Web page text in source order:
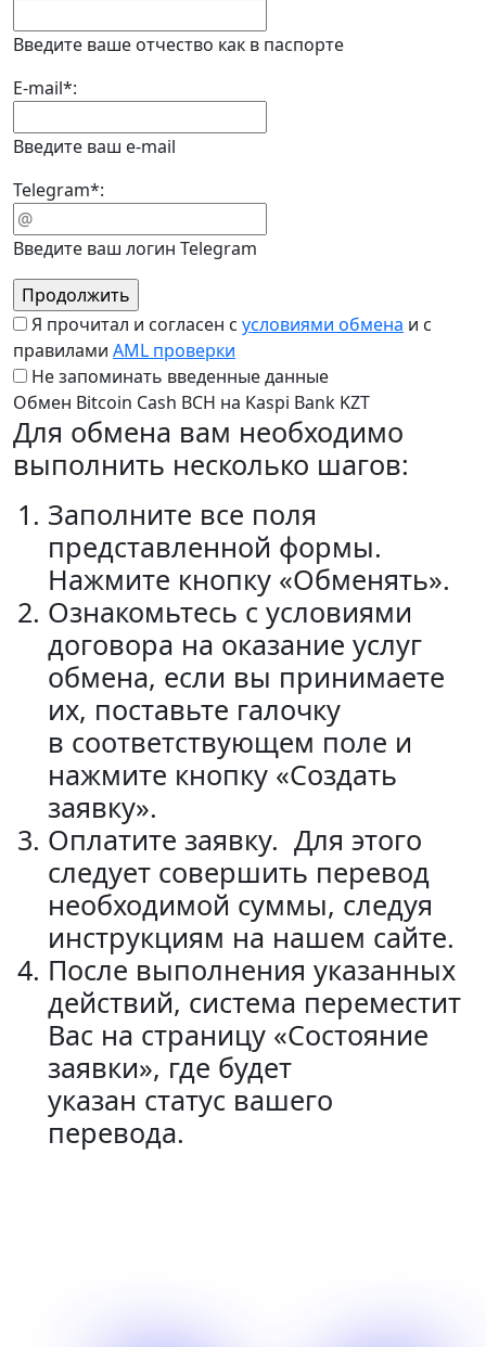
Введите ваше отчество как в паспорте
E-mail*:
Введите ваш e-mail
Telegram*:
Введите ваш логин Telegram
Я прочитал и согласен с условиями обмена и с
правилами AML проверки
Не запоминать введенные данные
Обмен Bitcoin Cash BCH на Kaspi Bank KZT
Для обмена вам необходимо
выполнить несколько шагов:
Заполните все поля
представленной формы.
Нажмите кнопку «Обменять».
Ознакомьтесь с условиями
договора на оказание услуг
обмена, если вы принимаете
их, поставьте галочку
в соответствующем поле и
нажмите кнопку «Создать
заявку».
Оплатите заявку. Для этого
следует совершить перевод
необходимой суммы, следуя
инструкциям на нашем сайте.
После выполнения указанных
действий, система переместит
Вас на страницу «Состояние
заявки», где будет
указан статус вашего
перевода.